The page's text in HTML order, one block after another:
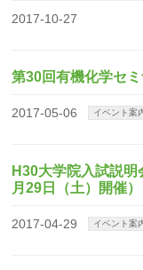
2017-10-27
第30回有機化学セ
2017-05-06 イベント案
H30大学院入試説
月29日（土）開催）
2017-04-29 イベント案